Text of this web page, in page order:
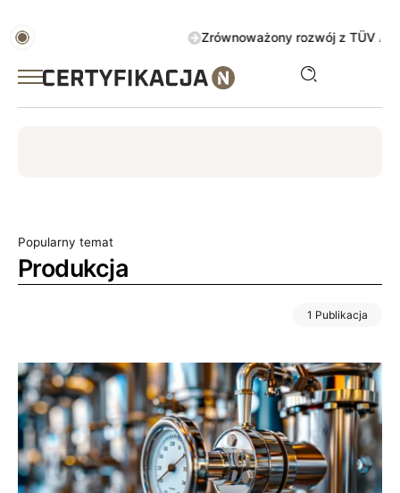
Zrównoważony rozwój z TÜV
Popularny temat
Produkcja
1 Publikacja